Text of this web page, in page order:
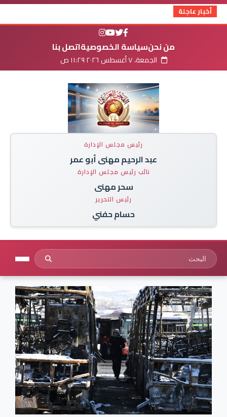
أخبار عاجلة
من نحنسياسة الخصوصيةاتصل بنا
الجمعة، ٧ أغسطس ٢٠٢٦ ١١:٢٩ ص
رئيس مجلس الإدارة
عبد الرحيم مهنى أبو عمر
نائب رئيس مجلس الإدارة
سحر مهنى
رئيس التحرير
حسام حفني